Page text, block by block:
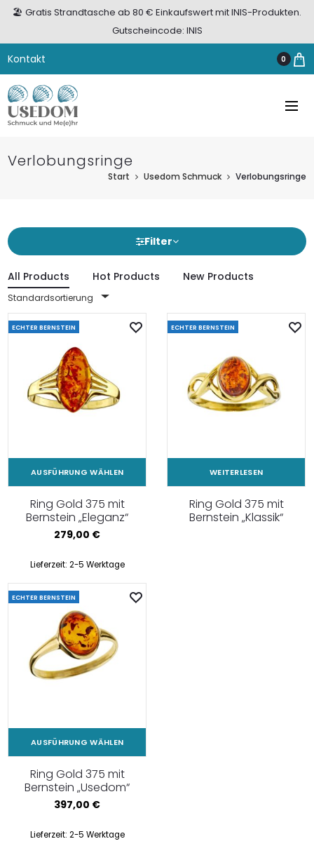
🏖️ Gratis Strandtasche ab 80 € Einkaufswert mit INIS-Produkten.
Gutscheincode: INIS
Kontakt 0
Verlobungsringe
Start Usedom Schmuck Verlobungsringe
Filter
All Products Hot Products New Products
Standardsortierung
ECHTER BERNSTEIN
AUSFÜHRUNG WÄHLEN
Ring Gold 375 mit
Bernstein „Eleganz“
279,00 €
Lieferzeit: 2-5 Werktage
ECHTER BERNSTEIN
WEITERLESEN
Ring Gold 375 mit
Bernstein „Klassik“
ECHTER BERNSTEIN
AUSFÜHRUNG WÄHLEN
Ring Gold 375 mit
Bernstein „Usedom“
397,00 €
Lieferzeit: 2-5 Werktage